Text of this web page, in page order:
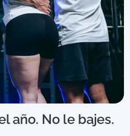
año. No le bajes.